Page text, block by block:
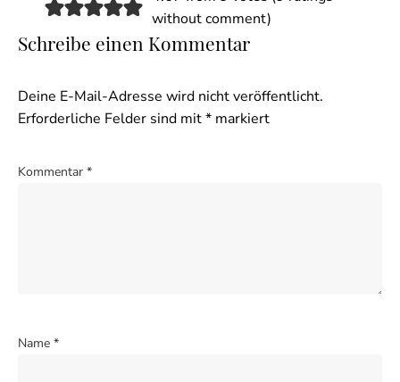
without comment)
Schreibe einen Kommentar
Deine E-Mail-Adresse wird nicht veröffentlicht.
Erforderliche Felder sind mit* markiert
Kommentar *
Name *